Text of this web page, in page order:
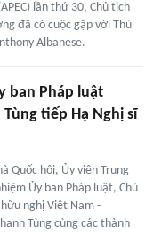
lần thứ 30, Chủ tịch
đã có cuộc gặp với Thủ
Albanese.
ban Pháp luật
tiếp Hạ Nghị sĩ
Quốc hội, Ủy viên Trung
Ủy ban Pháp luật, Chủ
nghị Việt Nam -
Tùng cùng các thành